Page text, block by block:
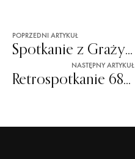
POPRZEDNI ARTYKUŁ
Spotkanie z Grażyną Jeromin-Gałuszką
NASTĘPNY ARTYKUŁ
Retrospotkanie 68 – Kryminalne dwudziestolecie